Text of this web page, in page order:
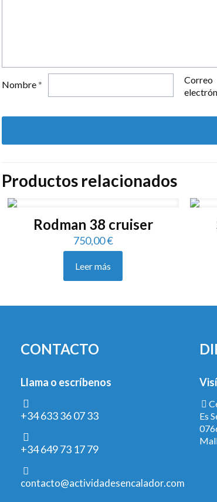
Nombre*
Correo
Productos relacionados
Rodman 38 cruiser
750,00€
Leer más
CONTACTO
Llama o escríbenos
+34 633 36 07 33
+34 649 73 17 79
contacto@actividadesencalador.com
Es